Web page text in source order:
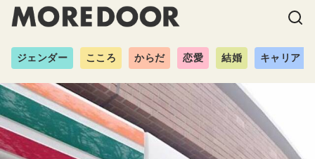
ジェンダー こころ からだ 恋愛 結婚 キャリア